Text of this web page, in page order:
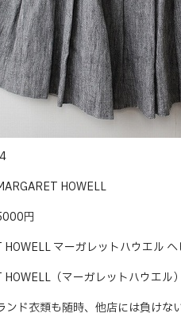
HOWELL
円
HOWELL マーガレットハウエル
HOWELL（マーガレットハウエル
ンド衣類も随時、他店には負けな